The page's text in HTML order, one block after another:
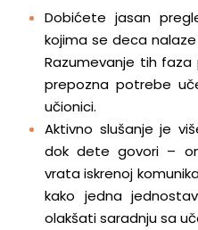
Dobićete jasan
kojima se deca
Razumevanje tih
prepozna potrebe
učionici.
Aktivno slušanje je
dok dete govori –
vrata iskrenoj
kako jedna
olakšati saradnju sa